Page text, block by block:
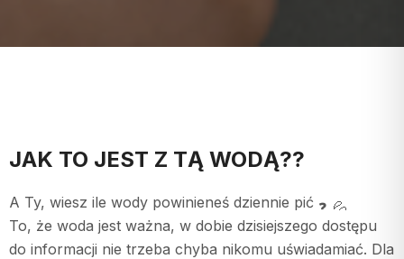
JAK TO JEST Z TĄ WODĄ??
A Ty, wiesz ile wody powinieneś dziennie pić
To, że woda jest ważna, w dobie dzisiejszego dostępu
do informacji nie trzeba chyba nikomu uświadamiać. Dla